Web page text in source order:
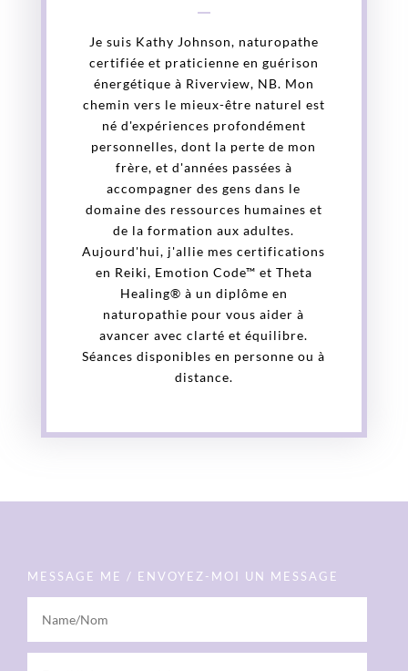
Je suis Kathy Johnson, naturopathe
certifiée et praticienne en guérison
énergétique à Riverview, NB. Mon
chemin vers le mieux-être naturel est
né d'expériences profondément
personnelles, dont la perte de mon
frère, et d'années passées à
accompagner des gens dans le
domaine des ressources humaines et
de la formation aux adultes.
Aujourd'hui, j'allie mes certifications
en Reiki, Emotion Code™ et Theta
Healing® à un diplôme en
naturopathie pour vous aider à
avancer avec clarté et équilibre.
Séances disponibles en personne ou à
distance.
MESSAGE ME / ENVOYEZ-MOI UN MESSAGE